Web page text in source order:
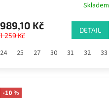
28 29 30 31 32 33 34
Skladem
989,10 Kč
1 259 Kč
DETAIL
24 25 27 30 31 32 33
-10 %